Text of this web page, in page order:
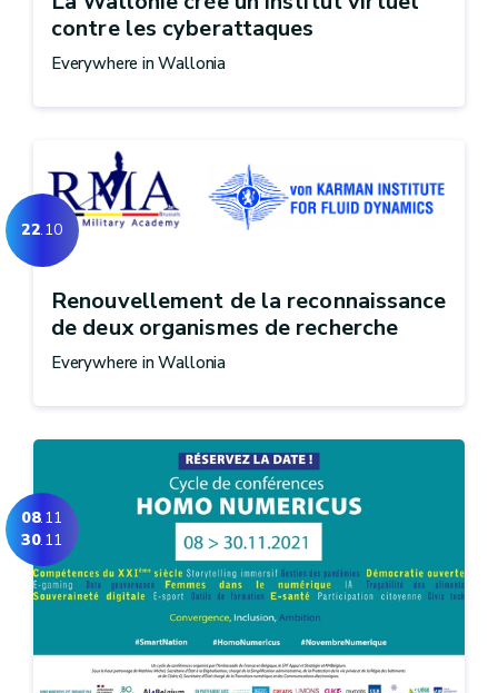
contre les cyberattaques
Everywhere in Wallonia
22.10
Renouvellement de la reconnaissance
de deux organismes de recherche
Everywhere in Wallonia
08.11
30.11